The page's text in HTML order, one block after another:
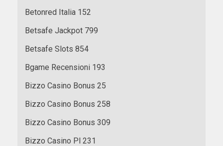
Betonred Italia 152
Betsafe Jackpot 799
Betsafe Slots 854
Bgame Recensioni 193
Bizzo Casino Bonus 25
Bizzo Casino Bonus 258
Bizzo Casino Bonus 309
Bizzo Casino Pl 231